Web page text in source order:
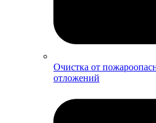
Очистка от
отложений